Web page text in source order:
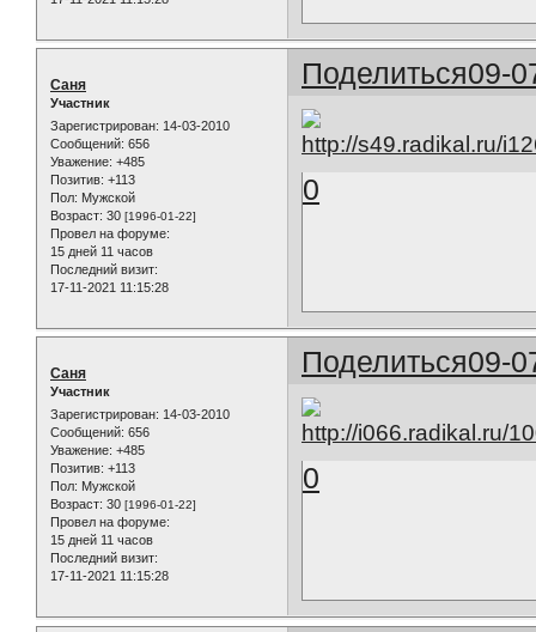
Поделиться09-
Саня
Участник
Зарегистрирован: 14-03-2010
Сообщений: 656
Уважение: +485
Позитив: +113
Пол: Мужской
Возраст: 30 [1996-01-22]
Провел на форуме:
15 дней 11 часов
Последний визит:
17-11-2021 11:15:28
0
Поделиться09-
Саня
Участник
Зарегистрирован: 14-03-2010
Сообщений: 656
Уважение: +485
Позитив: +113
Пол: Мужской
Возраст: 30 [1996-01-22]
Провел на форуме:
15 дней 11 часов
Последний визит:
17-11-2021 11:15:28
0